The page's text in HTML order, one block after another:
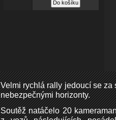
Velmi rychlá rally jedoucí se
nebezpečnými horizonty.
Soutěž natáčelo 20